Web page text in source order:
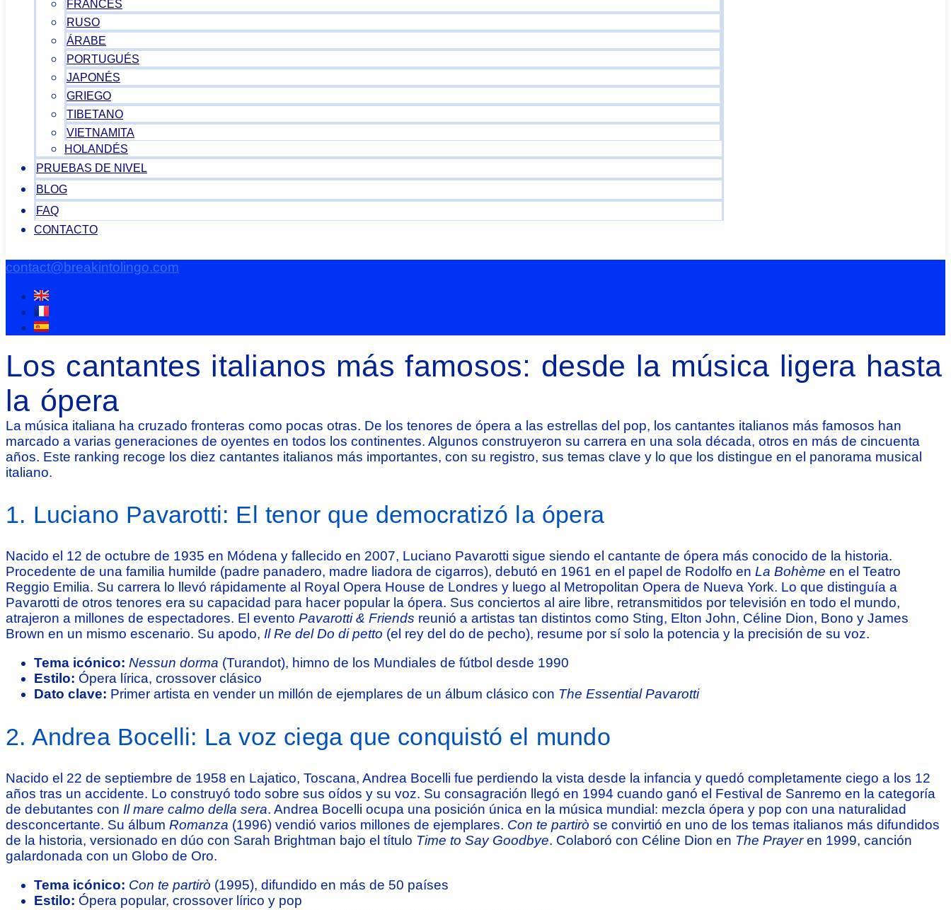
FRANCÉS
RUSO
ÁRABE
PORTUGUÉS
JAPONÉS
GRIEGO
TIBETANO
VIETNAMITA
HOLANDÉS
PRUEBAS DE NIVEL
BLOG
FAQ
CONTACTO
contact@breakintolingo.com
Los cantantes italianos más famosos: desde la música ligera hasta
la ópera
La música italiana ha cruzado fronteras como pocas otras. De los tenores de ópera a las estrellas del pop, los cantantes italianos más famosos han
marcado a varias generaciones de oyentes en todos los continentes. Algunos construyeron su carrera en una sola década, otros en más de cincuenta
años. Este ranking recoge los diez cantantes italianos más importantes, con su registro, sus temas clave y lo que los distingue en el panorama musical
italiano.
1. Luciano Pavarotti: El tenor que democratizó la ópera
Nacido el 12 de octubre de 1935 en Módena y fallecido en 2007, Luciano Pavarotti sigue siendo el cantante de ópera más conocido de la historia.
Procedente de una familia humilde (padre panadero, madre liadora de cigarros), debutó en 1961 en el papel de Rodolfo en La Bohème en el Teatro
Reggio Emilia. Su carrera lo llevó rápidamente al Royal Opera House de Londres y luego al Metropolitan Opera de Nueva York. Lo que distinguía a
Pavarotti de otros tenores era su capacidad para hacer popular la ópera. Sus conciertos al aire libre, retransmitidos por televisión en todo el mundo,
atrajeron a millones de espectadores. El evento Pavarotti & Friends reunió a artistas tan distintos como Sting, Elton John, Céline Dion, Bono y James
Brown en un mismo escenario. Su apodo, Il Re del Do di petto (el rey del do de pecho), resume por sí solo la potencia y la precisión de su voz.
Tema icónico: Nessun dorma (Turandot), himno de los Mundiales de fútbol desde 1990
Estilo: Ópera lírica, crossover clásico
Dato clave: Primer artista en vender un millón de ejemplares de un álbum clásico con The Essential Pavarotti
2. Andrea Bocelli: La voz ciega que conquistó el mundo
Nacido el 22 de septiembre de 1958 en Lajatico, Toscana, Andrea Bocelli fue perdiendo la vista desde la infancia y quedó completamente ciego a los 12
años tras un accidente. Lo construyó todo sobre sus oídos y su voz. Su consagración llegó en 1994 cuando ganó el Festival de Sanremo en la categoría
de debutantes con Il mare calmo della sera. Andrea Bocelli ocupa una posición única en la música mundial: mezcla ópera y pop con una naturalidad
desconcertante. Su álbum Romanza (1996) vendió varios millones de ejemplares. Con te partirò se convirtió en uno de los temas italianos más difundidos
de la historia, versionado en dúo con Sarah Brightman bajo el título Time to Say Goodbye. Colaboró con Céline Dion en The Prayeren 1999, canción
galardonada con un Globo de Oro.
Tema icónico: Con te partirò (1995), difundido en más de 50 países
Estilo: Ópera popular, crossover lírico y pop